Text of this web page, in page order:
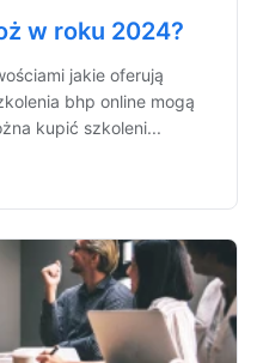
w roku 2024?
jakie oferują
bhp online mogą
kupić szkoleni...